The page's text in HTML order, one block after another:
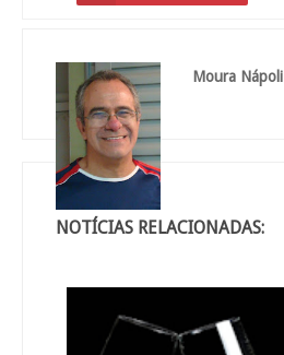
Moura Nápoli
NOTÍCIAS RELACIONADAS: